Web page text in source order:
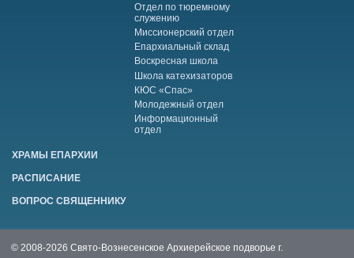
Отдел по тюремному
служению
Миссионерский отдел
Епархиальный склад
Воскресная школа
Школа катехизаторов
КЮС «Спас»
Молодежный отдел
Информационный
отдел
ХРАМЫ ЕПАРХИИ
РАСПИСАНИЕ
ВОПРОС СВЯЩЕННИКУ
© 2008-2026 Свято-Вознесенское Архиерейское подворье г.